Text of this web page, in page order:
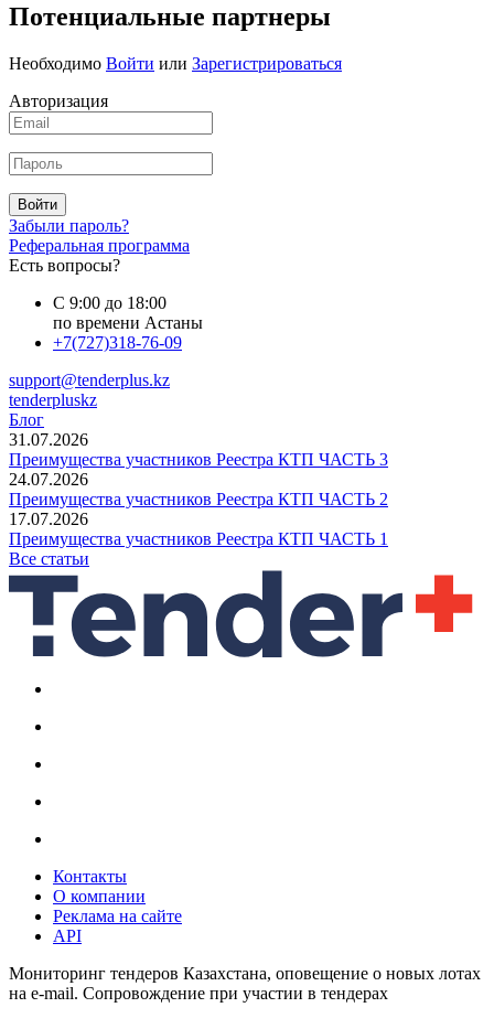
Потенциальные партнеры
Необходимо Войти или Зарегистрироваться
Авторизация
Войти
Забыли пароль?
Реферальная программа
Есть вопросы?
С 9:00 до 18:00
по времени Астаны
+7(727)318-76-09
support@tenderplus.kz
tenderpluskz
Блог
31.07.2026
Преимущества участников Реестра КТП ЧАСТЬ 3
24.07.2026
Преимущества участников Реестра КТП ЧАСТЬ 2
17.07.2026
Преимущества участников Реестра КТП ЧАСТЬ 1
Все статьи
Контакты
О компании
Реклама на сайте
API
Мониторинг тендеров Казахстана, оповещение о новых лотах
на e-mail. Сопровождение при участии в тендерах